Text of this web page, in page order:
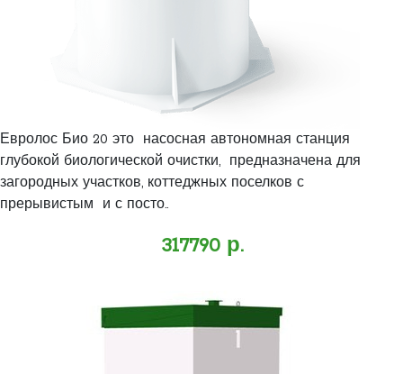
Евролос Био 20 это насосная автономная станция
глубокой биологической очистки, предназначена для
загородных участков, коттеджных поселков с
прерывистым и с посто..
317790 р.